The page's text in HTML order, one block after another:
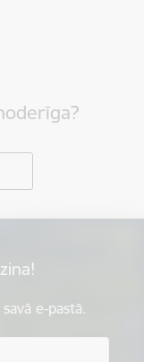
e-pastā.